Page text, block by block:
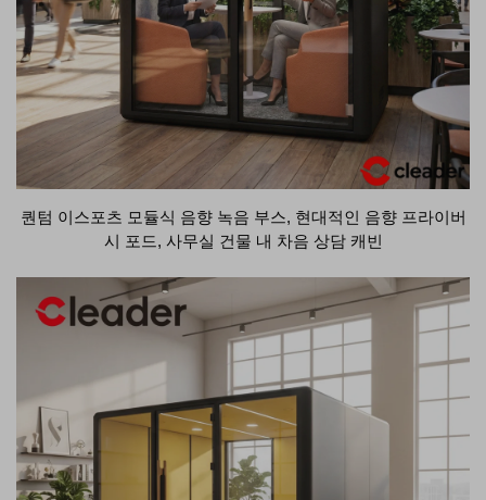
퀀텀 이스포츠 모듈식 음향 녹음 부스, 현대적인 음향 프라이버
시 포드, 사무실 건물 내 차음 상담 캐빈